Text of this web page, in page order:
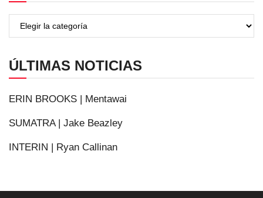
ÚLTIMAS NOTICIAS
ERIN BROOKS | Mentawai
SUMATRA | Jake Beazley
INTERIN | Ryan Callinan